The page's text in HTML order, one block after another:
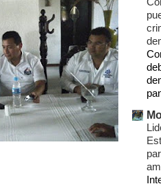
►
►
►
►
►
►
►
►